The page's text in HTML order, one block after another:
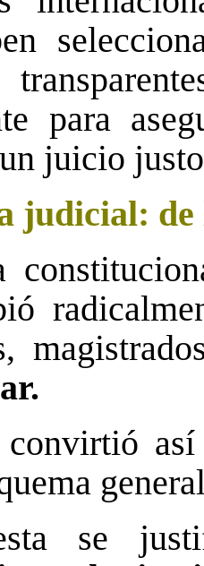
para
juicio
judicial: de
así
se